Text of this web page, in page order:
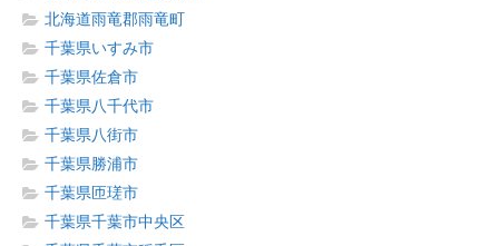
北海道雨竜郡雨竜町
千葉県いすみ市
千葉県佐倉市
千葉県八千代市
千葉県八街市
千葉県勝浦市
千葉県匝瑳市
千葉県千葉市中央区